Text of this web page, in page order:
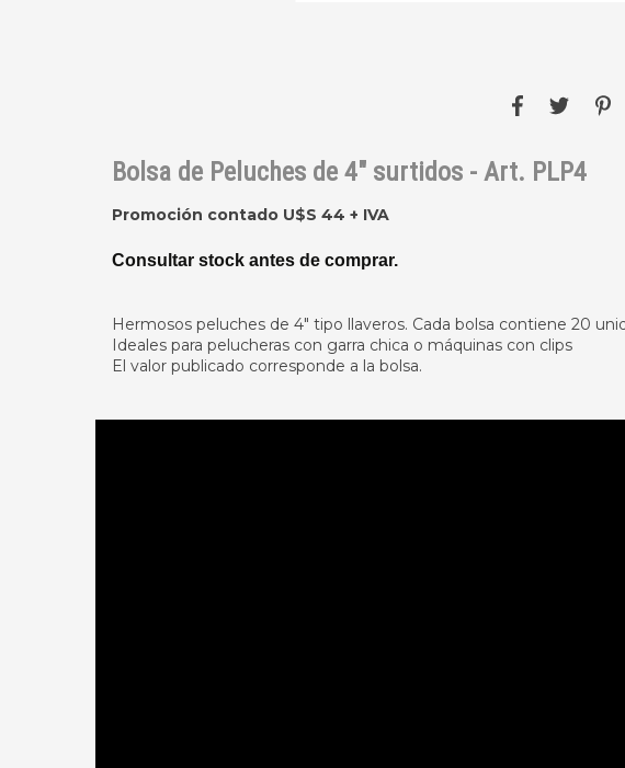
Bolsa de Peluches de 4" surtidos - Art. PLP4
Promoción contado U$S 44 + IVA
Consultar stock antes de comprar.
Hermosos peluches de 4" tipo llaveros. Cada bolsa contiene 20
Ideales para pelucheras con garra chica o máquinas con clips
El valor publicado corresponde a la bolsa.